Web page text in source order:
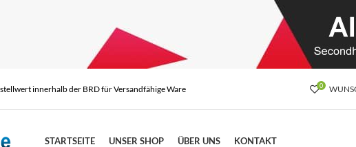
innerhalb der BRD für Versandfähige Ware 0
STARTSEITE UNSER SHOP ÜBER UNS KONTAKT